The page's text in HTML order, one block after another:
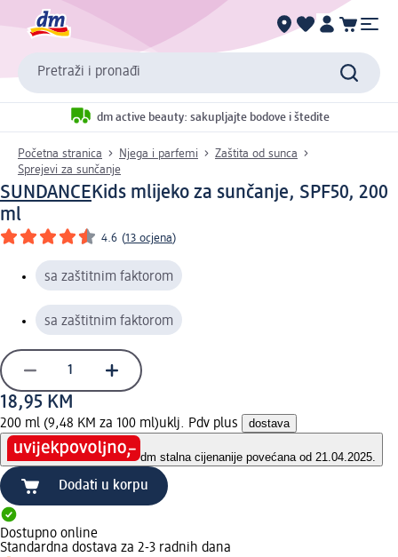
Pretraži i pronađi
dm active beauty: sakupljajte bodove i štedite
Početna stranica Njega i parfemi
Zaštita od sunca
Sprejevi za sunčanje
SUNDANCE Kids mlijeko za sunčanje, SPF50, 200
ml
4.6 (13 ocjena)
sa zaštitnim faktorom
sa zaštitnim faktorom
18,95 KM
200 ml (9,48 KM za 100 ml)uklj. Pdv plus dostava
dm stalna cijenanije povećana od 21.04.2025.
Dodati u korpu
Dostupno online
Standardna dostava za 2-3 radnih dana